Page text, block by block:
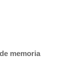
memoria